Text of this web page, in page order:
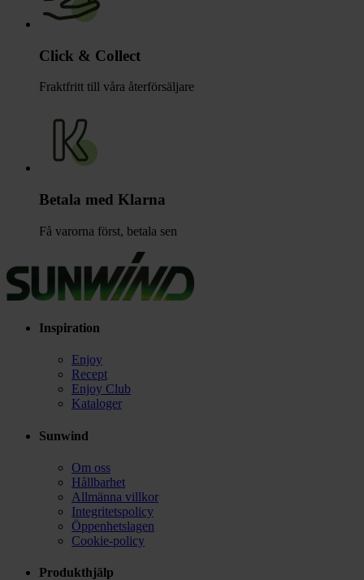
Click & Collect
Fraktfritt till våra återförsäljare
Betala med Klarna
Få varorna först, betala sen
Inspiration
Enjoy
Recept
Enjoy Club
Kataloger
Sunwind
Om oss
Hållbarhet
Allmänna villkor
Integritetspolicy
Öppenhetslagen
Cookie-policy
Produkthjälp